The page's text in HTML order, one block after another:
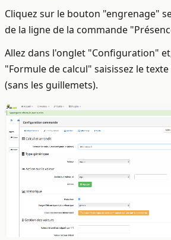
Cliquez sur le bouton "engrenage"
de la ligne de la commande
Allez dans l'onglet "Configuration"
"Formule de calcul" saisissez le
(sans les guillemets).